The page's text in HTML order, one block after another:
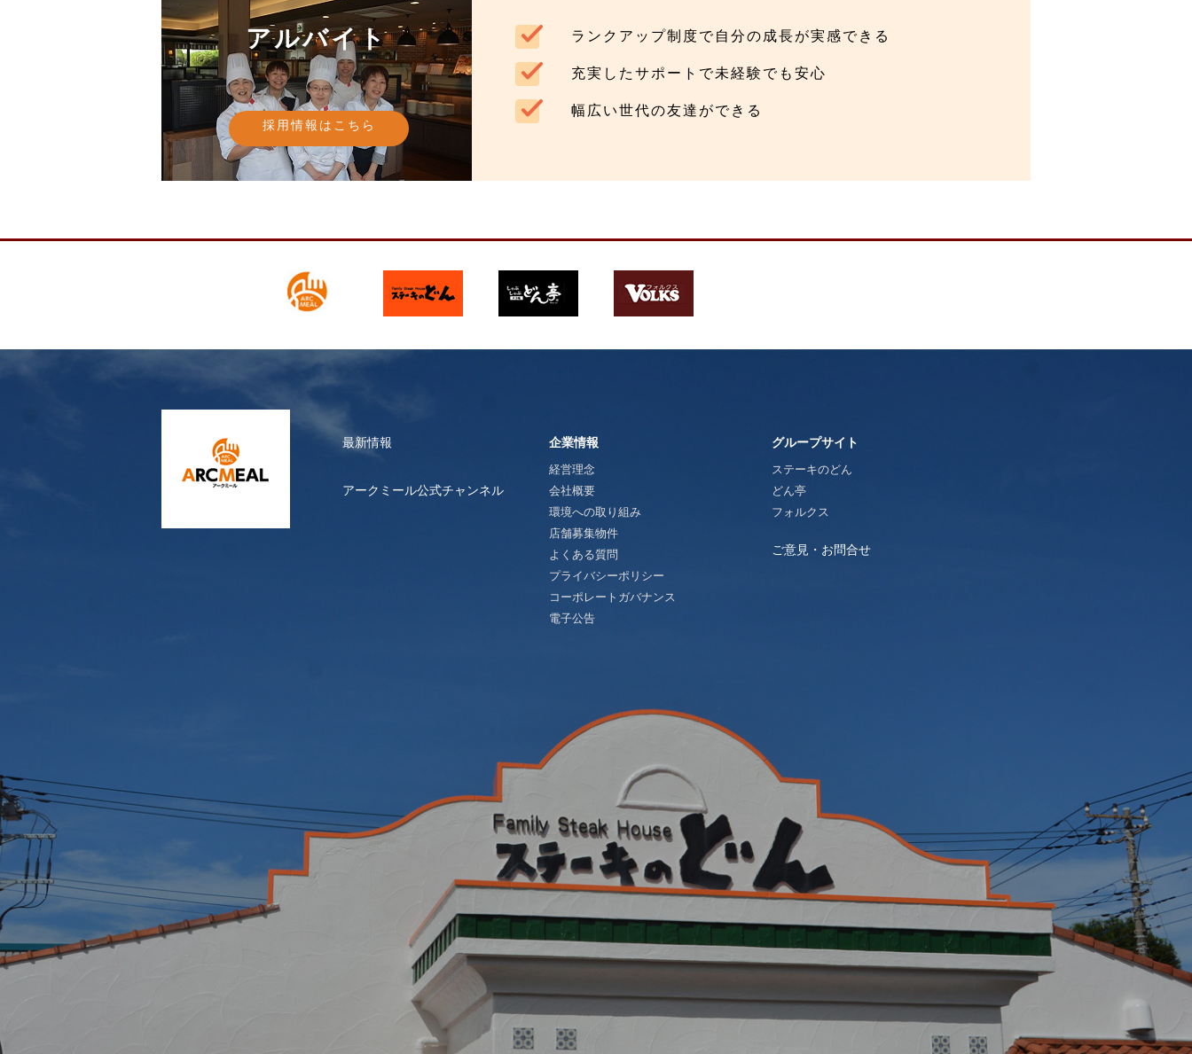
アルバイト
採用情報はこちら
ランクアップ制度で自分の成長が実感できる
充実したサポートで未経験でも安心
幅広い世代の友達ができる
最新情報
アークミール公式チャンネル
企業情報
経営理念
会社概要
環境への取り組み
店舗募集物件
よくある質問
プライバシーポリシー
コーポレートガバナンス
電子公告
グループサイト
ステーキのどん
どん亭
フォルクス
ご意見・お問合せ